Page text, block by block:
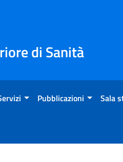
di Sanità
Pubblicazioni Sala